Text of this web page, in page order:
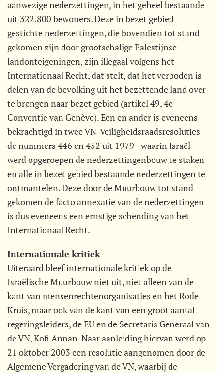
aanwezige nederzettingen, in het geheel bestaande
uit 322.800 bewoners. Deze in bezet gebied
gestichte nederzettingen, die bovendien tot stand
gekomen zijn door grootschalige Palestijnse
landonteigeningen, zijn illegaal volgens het
Internationaal Recht, dat stelt, dat het verboden is
delen van de bevolking uit het bezettende land over
te brengen naar bezet gebied (artikel 49, 4e
Conventie van Genève). Een en ander is eveneens
bekrachtigd in twee VN-Veiligheidsraadsresoluties -
de nummers 446 en 452 uit 1979 - waarin Israël
werd opgeroepen de nederzettingenbouw te staken
en alle in bezet gebied bestaande nederzettingen te
ontmantelen. Deze door de Muurbouw tot stand
gekomen de facto annexatie van de nederzettingen
is dus eveneens een ernstige schending van het
Internationaal Recht.
Internationale kritiek
Uiteraard bleef internationale kritiek op de
Israëlische Muurbouw niet uit, niet alleen van de
kant van mensenrechtenorganisaties en het Rode
Kruis, maar ook van de kant van een groot aantal
regeringsleiders, de EU en de Secretaris Generaal van
de VN, Kofi Annan. Naar aanleiding hiervan werd op
21 oktober 2003 een resolutie aangenomen door de
Algemene Vergadering van de VN, waarbij de